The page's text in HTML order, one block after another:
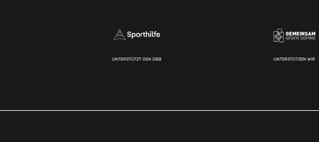
UNTERSTÜTZT DEN DBB UNTERSTÜTZEN WIR